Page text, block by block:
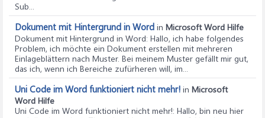
Sub...
Dokument mit Hintergrund in Word in Microsoft Word Hilfe
Dokument mit Hintergrund in Word: Hallo, ich habe folgendes
Problem, ich möchte ein Dokument erstellen mit mehreren
Einlageblättern nach Muster. Bei meinem Muster gefällt mir gut,
das ich, wenn ich Bereiche zufürheren will, im...
Uni Code im Word funktioniert nicht mehr! in Microsoft
Word Hilfe
Uni Code im Word funktioniert nicht mehr!: Hallo, bin neu hier